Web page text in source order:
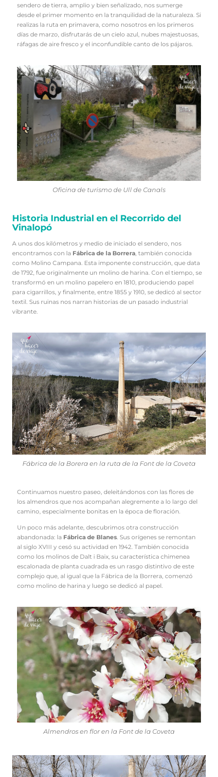
sendero de tierra, amplio y bien señalizado, nos sumerge
desde el primer momento en la tranquilidad de la naturaleza. Si
realizas la ruta en primavera, como nosotros en los primeros
días de marzo, disfrutarás de un cielo azul, nubes majestuosas,
ráfagas de aire fresco y el inconfundible canto de los pájaros.
Oficina de turismo de Ull de Canals
Historia Industrial en el Recorrido del
Vinalopó
A unos dos kilómetros y medio de iniciado el sendero, nos
encontramos con la Fábrica de la Borrera , también conocida
como Molino Campana. Esta imponente construcción, que data
de 1792, fue originalmente un molino de harina. Con el tiempo, se
transformó en un molino papelero en 1810, produciendo papel
para cigarrillos, y finalmente, entre 1855 y 1910, se dedicó al sector
textil. Sus ruinas nos narran historias de un pasado industrial
vibrante.
Fábrica de la Borera en la ruta de la Font de la Coveta
Continuamos nuestro paseo, deleitándonos con las flores de
los almendros que nos acompañan alegremente a lo largo del
camino, especialmente bonitas en la época de floración.
Un poco más adelante, descubrimos otra construcción
abandonada: la Fábrica de Blanes . Sus orígenes se remontan
al siglo XVIII y cesó su actividad en 1942. También conocida
como los molinos de Dalt i Baix, su característica chimenea
escalonada de planta cuadrada es un rasgo distintivo de este
complejo que, al igual que la Fábrica de la Borrera, comenzó
como molino de harina y luego se dedicó al papel.
Almendros en flor en la Font de la Coveta